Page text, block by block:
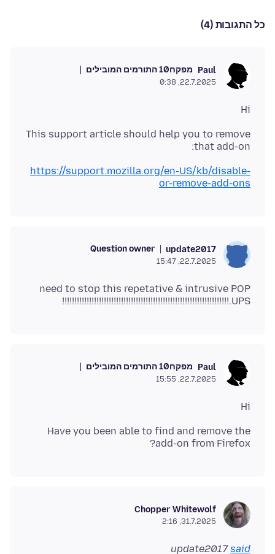
כל התגובות (4)
Paul מפקח10 התורמים המובילים
22.7.2025, 0:38
Hi
This support article should help you to remove
that add-on:
https://support.mozilla.org/en-US/kb/disable-
or-remove-add-ons
update2017
Question owner
22.7.2025, 15:47
need to stop this repetative & intrusive POP
UPS.!!!!!!!!!!!!!!!!!!!!!!!!!!!!!!!!!!!!!!!!!!!!!!!!!!!!!!!!!!!!!!!!!!!!
Paul מפקח10 התורמים המובילים
22.7.2025, 15:55
Hi
Have you been able to find and remove the
add-on from Firefox?
Chopper Whitewolf
31.7.2025, 2:16
update2017said